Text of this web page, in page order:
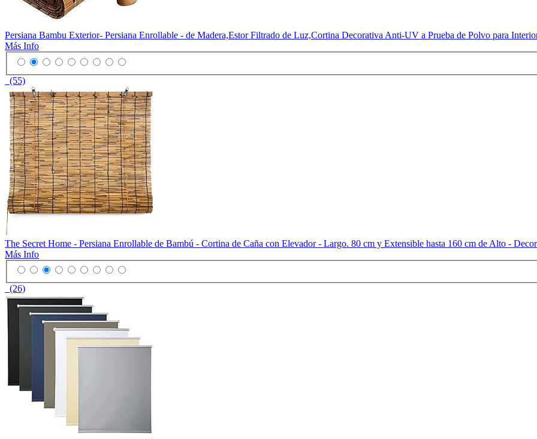
Persiana Bambu Exterior- Persiana Enrollable - de Madera,Estor Filtrado de Luz,Cortina Decorativa Anti-UV a Prueba de Polvo para
Más Info
(55)
The Secret Home - Persiana Enrollable de Bambú - Cortina de Caña con Elevador - Largo. 80 cm y Extensible hasta 160 cm de Alto -
Más Info
(26)